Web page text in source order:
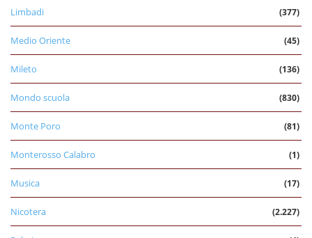
Limbadi (377)
Medio Oriente (45)
Mileto (136)
Mondo scuola (830)
Monte Poro (81)
Monterosso Calabro (1)
Musica (17)
Nicotera (2.227)